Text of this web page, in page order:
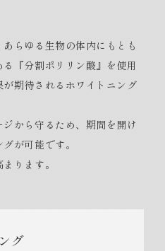
らゆる生物の体内にもとも
『分割ポリリン酸』を使用
期待されるホワイトニング
から守るため、期間を開け
が可能です。
ります。
グ